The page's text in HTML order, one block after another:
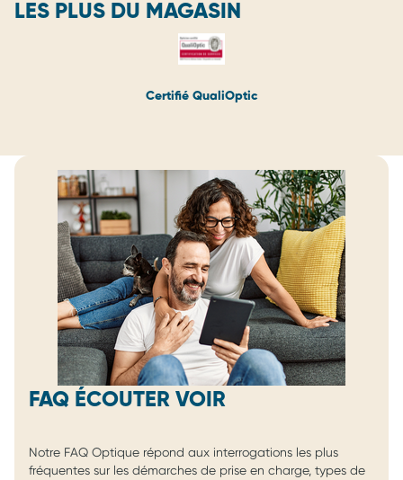
LES PLUS DU MAGASIN
Certifié QualiOptic
FAQ ÉCOUTER VOIR
Notre FAQ Optique répond aux interrogations les plus
fréquentes sur les démarches de prise en charge, types de